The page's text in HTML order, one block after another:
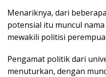
Menariknya, dari
potensial itu muncul
mewakili politisi
Pengamat politik dari
menuturkan, dengan